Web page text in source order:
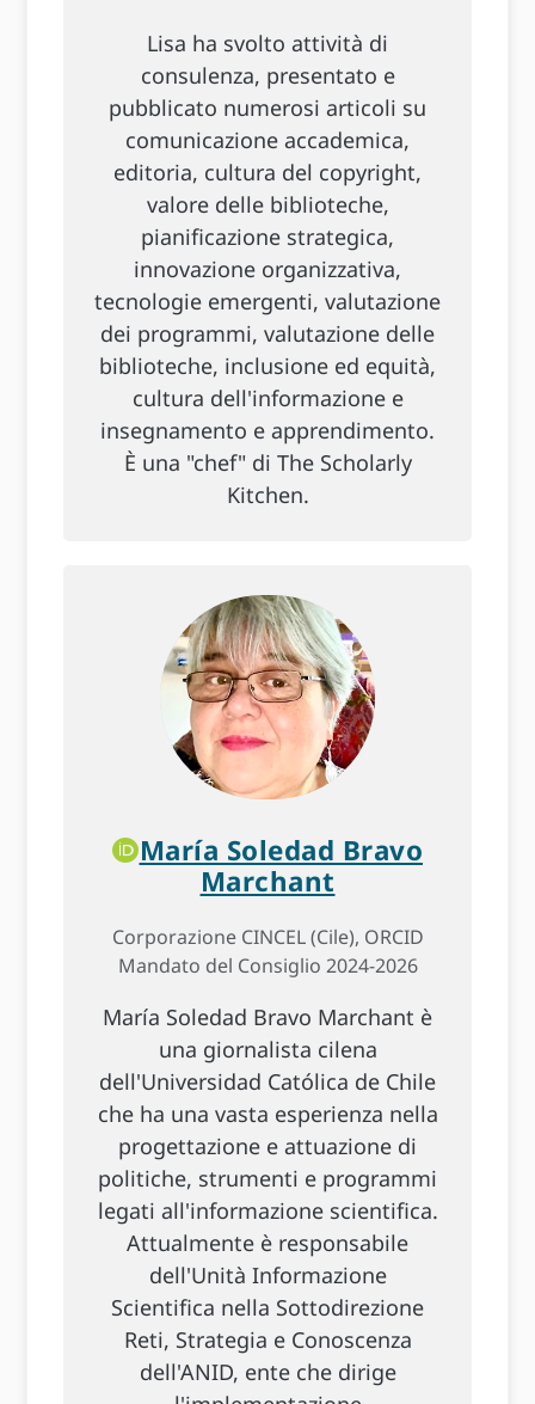
Lisa ha svolto attività di
consulenza, presentato e
pubblicato numerosi articoli su
comunicazione accademica,
editoria, cultura del copyright,
valore delle biblioteche,
pianificazione strategica,
innovazione organizzativa,
tecnologie emergenti, valutazione
dei programmi, valutazione delle
biblioteche, inclusione ed equità,
cultura dell'informazione e
insegnamento e apprendimento.
È una "chef" di The Scholarly
Kitchen.
María Soledad Bravo
Marchant
Corporazione CINCEL (Cile), ORCID
Mandato del Consiglio 2024-2026
María Soledad Bravo Marchant è
una giornalista cilena
dell'Universidad Católica de Chile
che ha una vasta esperienza nella
progettazione e attuazione di
politiche, strumenti e programmi
legati all'informazione scientifica.
Attualmente è responsabile
dell'Unità Informazione
Scientifica nella Sottodirezione
Reti, Strategia e Conoscenza
dell'ANID, ente che dirige